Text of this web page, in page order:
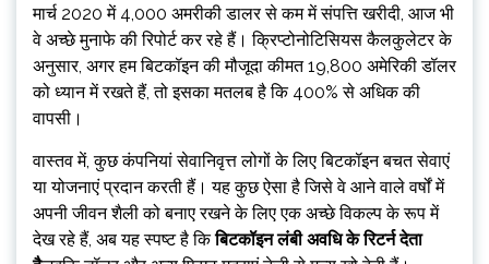
मार्च 2020 में 4,000 अमरीकी डालर से कम में संपत्ति खरीदी, आज भी
वे अच्छे मुनाफे की रिपोर्ट कर रहे हैं। क्रिप्टोनोटिसियस कैलकुलेटर के
अनुसार, अगर हम बिटकॉइन की मौजूदा कीमत 19,800 अमेरिकी डॉलर
को ध्यान में रखते हैं, तो इसका मतलब है कि 400% से अधिक की
वापसी।
वास्तव में, कुछ कंपनियां सेवानिवृत्त लोगों के लिए बिटकॉइन बचत सेवाएं
या योजनाएं प्रदान करती हैं। यह कुछ ऐसा है जिसे वे आने वाले वर्षों में
अपनी जीवन शैली को बनाए रखने के लिए एक अच्छे विकल्प के रूप में
देख रहे हैं, अब यह स्पष्ट है किबिटकॉइन लंबी अवधि के रिटर्न देता